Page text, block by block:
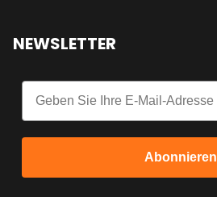
NEWSLETTER
Email
Abonnieren